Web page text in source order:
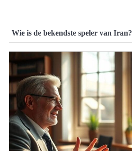
Wie is de bekendste speler van Iran?